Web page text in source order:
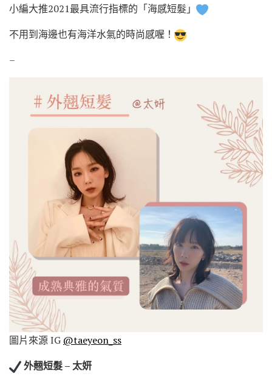
小編大推2021最具流行指標的「海感短髮」
不用到海邊也有海洋水氣的時尚感喔！
–
圖片來源 IG @taeyeon_ss
外翹短髮 – 太妍